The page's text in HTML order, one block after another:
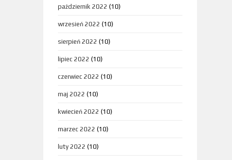
październik 2022 (10)
wrzesień 2022 (10)
sierpień 2022 (10)
lipiec 2022 (10)
czerwiec 2022 (10)
maj 2022 (10)
kwiecień 2022 (10)
marzec 2022 (10)
luty 2022 (10)